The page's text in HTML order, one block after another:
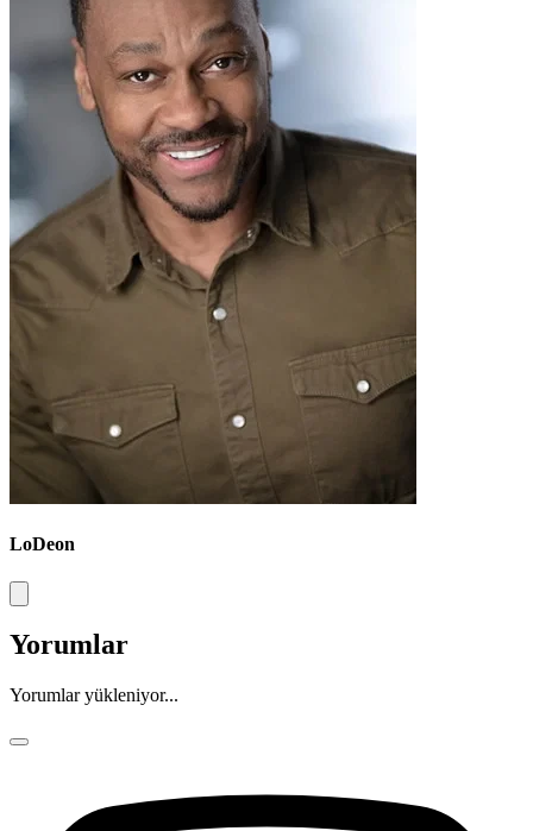
LoDeon
Yorumlar
Yorumlar yükleniyor...